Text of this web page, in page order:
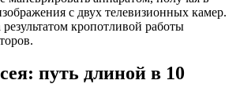
с двух телевизионных камер.
кропотливой работы
путь длиной в 10